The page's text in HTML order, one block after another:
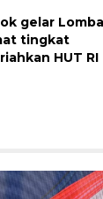
gelar Lomba
tingkat
HUT RI